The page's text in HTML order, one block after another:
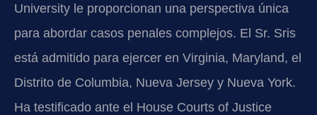
University le proporcionan una perspectiva única
para abordar casos penales complejos. El Sr. Sris
está admitido para ejercer en Virginia, Maryland, el
Distrito de Columbia, Nueva Jersey y Nueva York.
Ha testificado ante el House Courts of Justice